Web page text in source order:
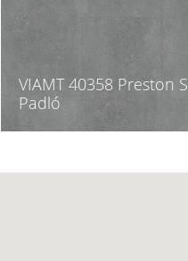
VIAMT 40358 Preston
Padló